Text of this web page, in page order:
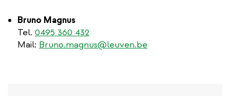
Bruno Magnus
Tel. 0495 360 432
Mail: Bruno.magnus@leuven.be